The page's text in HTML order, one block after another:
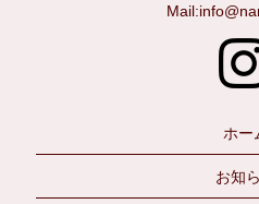
ホー
お知